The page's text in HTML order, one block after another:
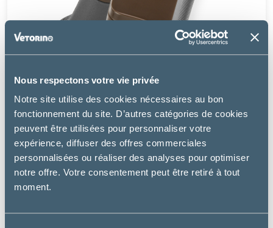
Nous respectons votre vie privée
Notre site utilise des cookies nécessaires au bon
fonctionnement du site. D’autres catégories de cookies
peuvent être utilisées pour personnaliser votre
expérience, diffuser des offres commerciales
personnalisées ou réaliser des analyses pour optimiser
notre offre. Votre consentement peut être retiré à tout
moment.
Furminator
FURMINATOR ÉQUIDÉS